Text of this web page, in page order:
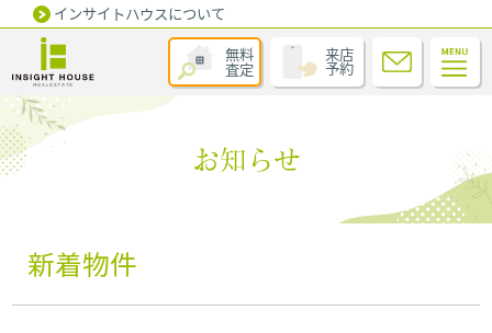
無料
査定
来店
予約
インサイトハウスについて
お知らせ
新着物件